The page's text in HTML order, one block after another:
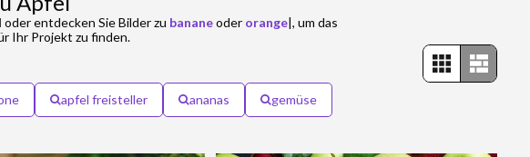
Editorial
Creative
oder entdecken Sie Bilder zu bananeoder orange|, um das
Ihr Projekt zu finden.
apfel freisteller ananas gemüse